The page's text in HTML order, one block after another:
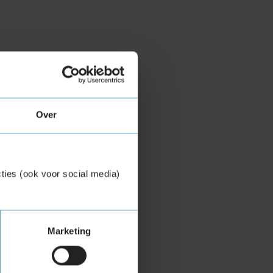
Over
(ook voor social media)
Marketing